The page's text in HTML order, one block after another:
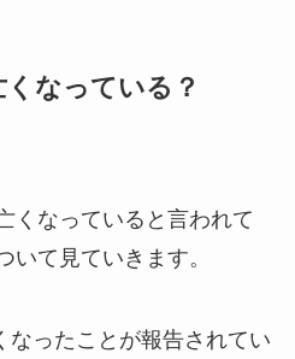
なっている？
くなっていると言われて
いて見ていきます。
なったことが報告されてい